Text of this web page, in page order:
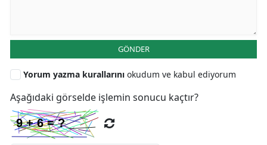
GÖNDER
Yorum yazma kurallarını okudum ve kabul ediyorum
Aşağıdaki görselde işlemin sonucu kaçtır?